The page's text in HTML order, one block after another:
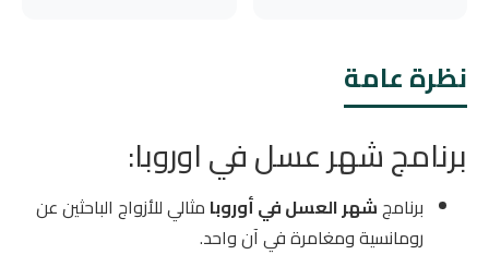
نظرة عامة
برنامج شهر عسل في اوروبا:
برنامجشهر العسل في أوروبا مثالي للأزواج الباحثين عن
رومانسية ومغامرة في آن واحد.